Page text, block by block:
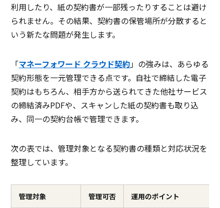
利用したり、紙の契約書が一部残ったりすることは避け
られません。その結果、契約書の保管場所が分散すると
いう新たな問題が発生します。
「マネーフォワード クラウド契約 」の強みは、あらゆる
契約形態を一元管理できる点です。自社で締結した電子
契約はもちろん、相手方から送られてきた他社サービス
の締結済みPDFや、スキャンした紙の契約書も取り込
み、同一の契約台帳で管理できます。
次の表では、管理対象となる契約書の種類と対応状況を
整理しています。
管理対象 管理可否 運用のポイント